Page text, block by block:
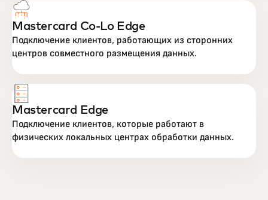
Mastercard Co-Lo Edge
Подключение клиентов, работающих из сторонних
центров совместного размещения данных.
Mastercard Edge
Подключение клиентов, которые работают в
физических локальных центрах обработки данных.